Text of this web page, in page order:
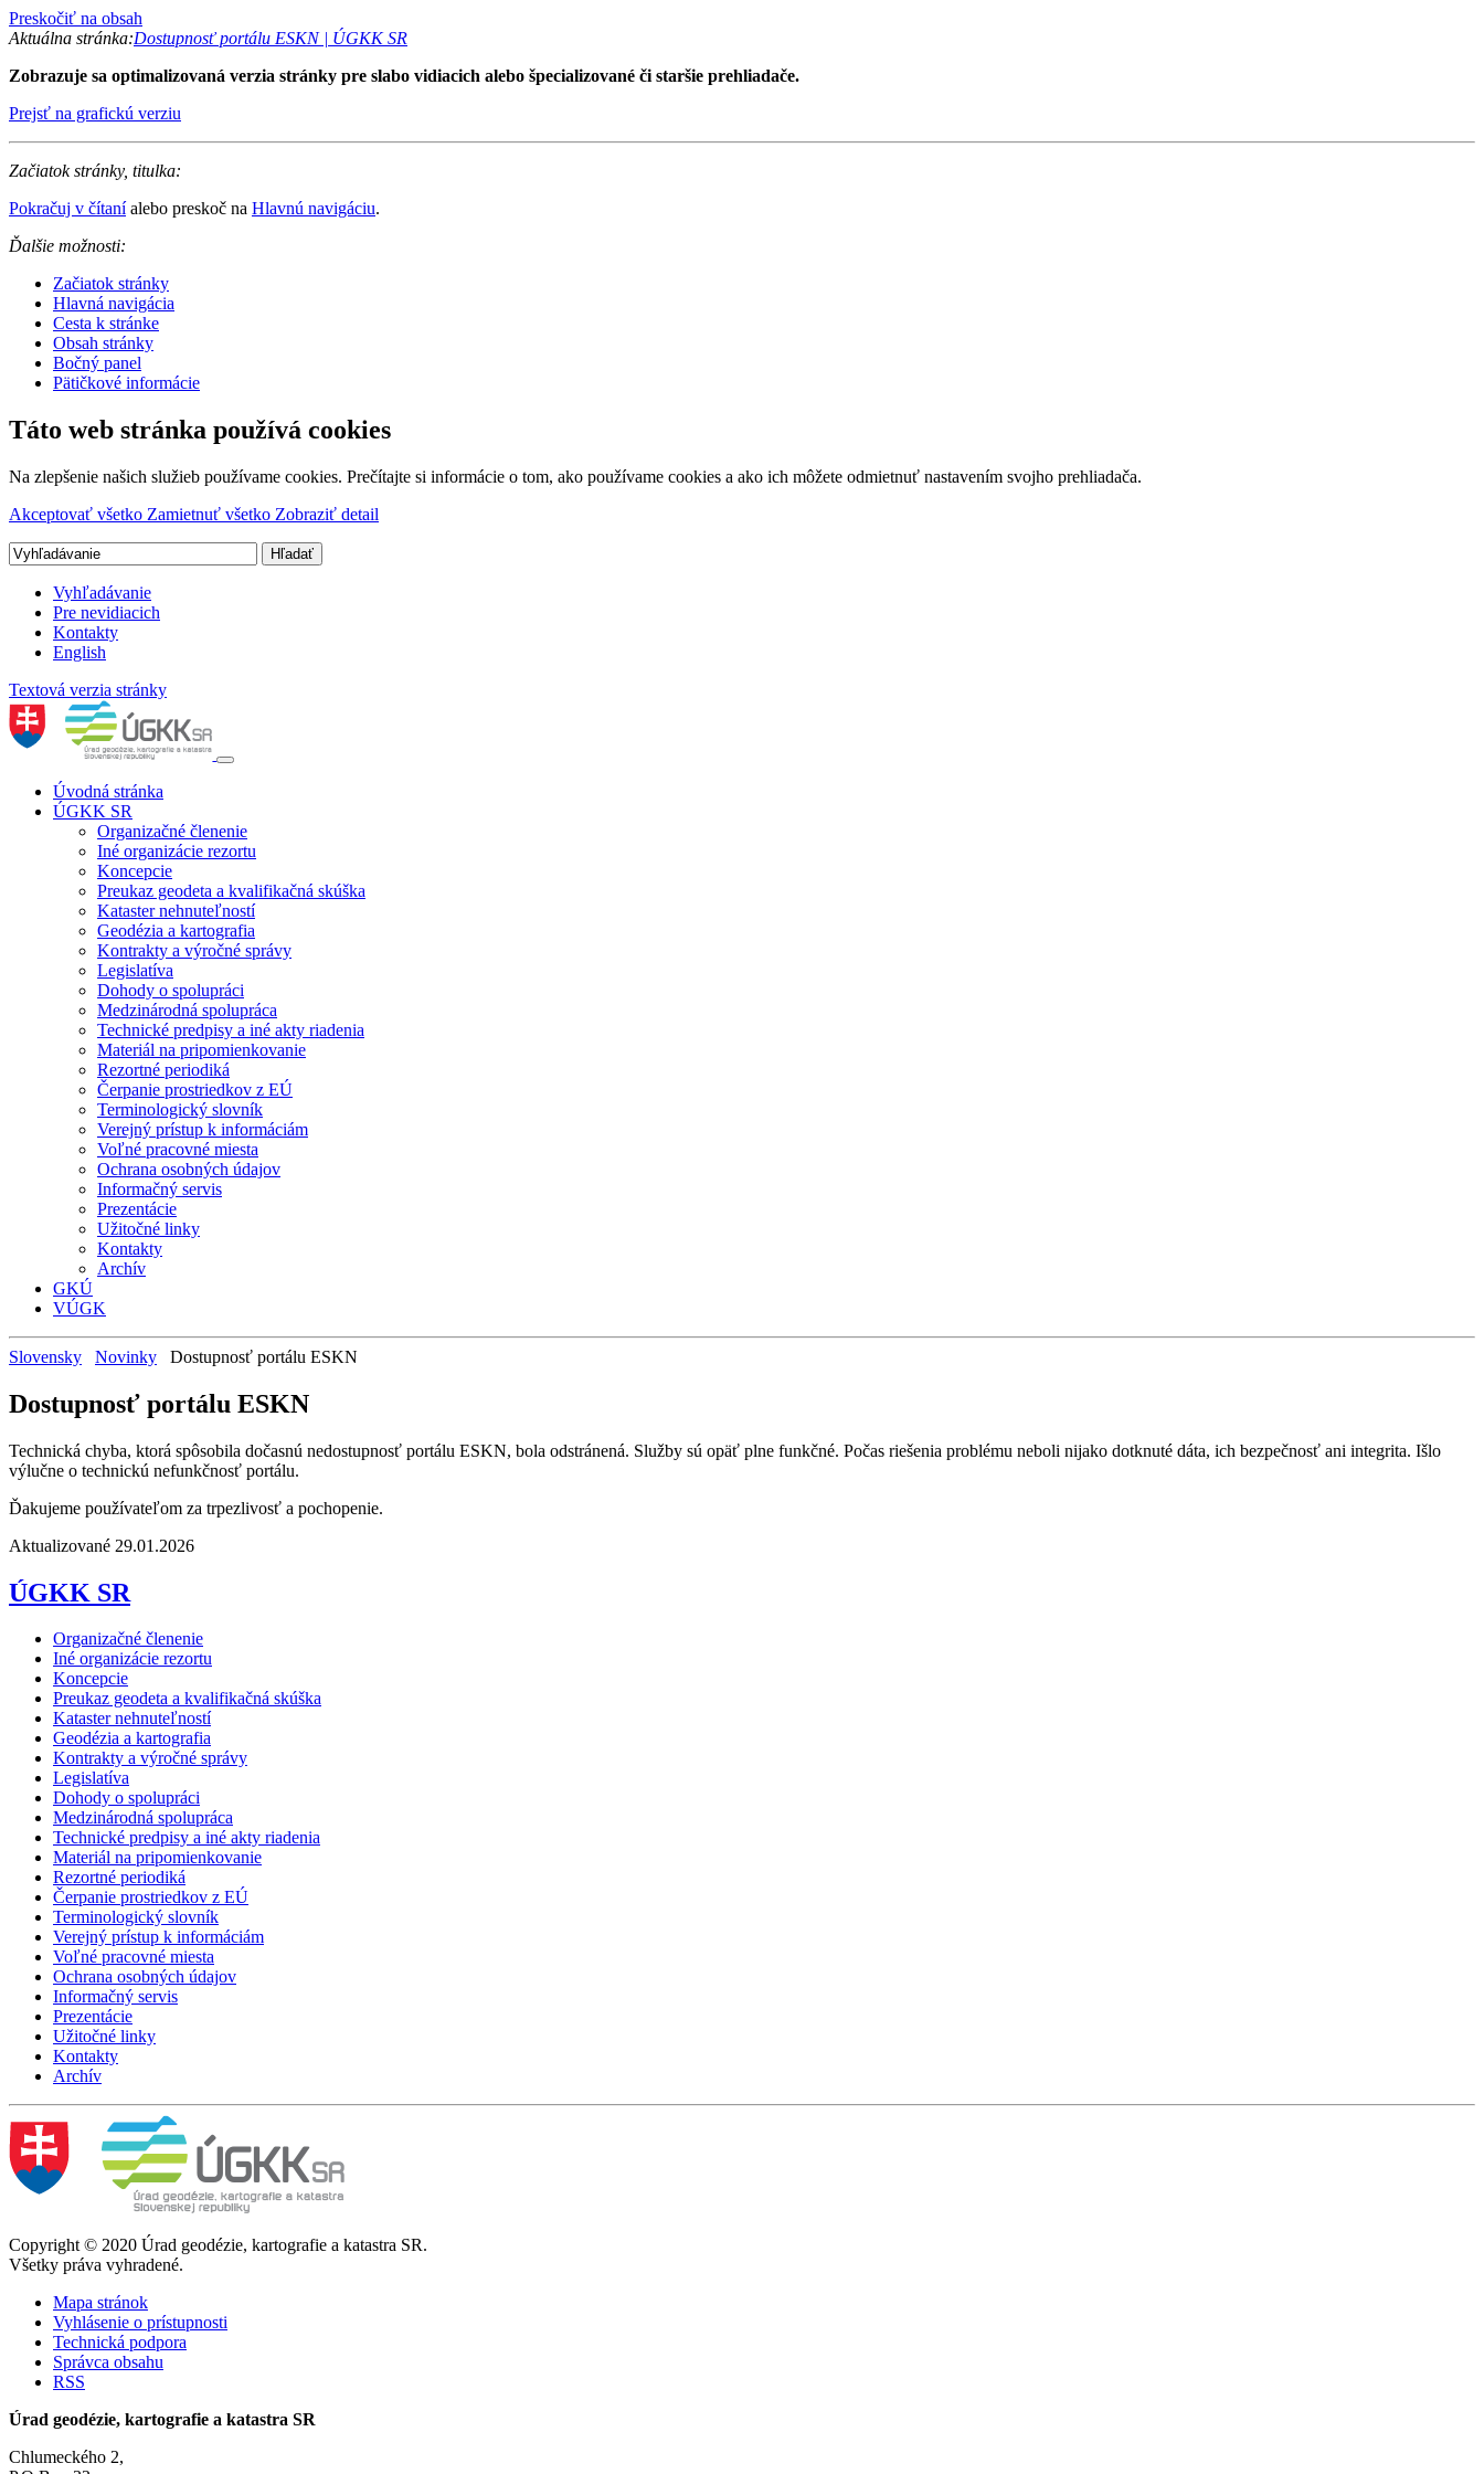
Preskočiť na obsah
Aktuálna stránka:Dostupnosť portálu ESKN | ÚGKK SR
Zobrazuje sa optimalizovaná verzia stránky pre slabo vidiacich alebo špecializované či staršie prehliadače.
Prejsť na grafickú verziu
Začiatok stránky, titulka:
Pokračuj v čítaníalebo preskoč na Hlavnú navigáciu.
Ďalšie možnosti:
Začiatok stránky
Hlavná navigácia
Cesta k stránke
Obsah stránky
Bočný panel
Pätičkové informácie
Táto web stránka používá cookies
Na zlepšenie našich služieb používame cookies. Prečítajte si informácie o tom, ako používame cookies a ako ich môžete odmietnuť nastavením svojho prehliadača.
Akceptovať všetko Zamietnuť všetko Zobraziť detail
Vyhľadávanie
Pre nevidiacich
Kontakty
English
Textová verzia stránky
Úvodná stránka
ÚGKK SR
Organizačné členenie
Iné organizácie rezortu
Koncepcie
Preukaz geodeta a kvalifikačná skúška
Kataster nehnuteľností
Geodézia a kartografia
Kontrakty a výročné správy
Legislatíva
Dohody o spolupráci
Medzinárodná spolupráca
Technické predpisy a iné akty riadenia
Materiál na pripomienkovanie
Rezortné periodiká
Čerpanie prostriedkov z EÚ
Terminologický slovník
Verejný prístup k informáciám
Voľné pracovné miesta
Ochrana osobných údajov
Informačný servis
Prezentácie
Užitočné linky
Kontakty
Archív
GKÚ
VÚGK
Slovensky Novinky Dostupnosť portálu ESKN
Dostupnosť portálu ESKN
Technická chyba, ktorá spôsobila dočasnú nedostupnosť portálu ESKN, bola odstránená. Služby sú opäť plne funkčné. Počas riešenia problému neboli nijako dotknuté dáta, ich bezpečnosť ani integrita. Išlo
výlučne o technickú nefunkčnosť portálu.
Ďakujeme používateľom za trpezlivosť a pochopenie.
Aktualizované 29.01.2026
ÚGKK SR
Organizačné členenie
Iné organizácie rezortu
Koncepcie
Preukaz geodeta a kvalifikačná skúška
Kataster nehnuteľností
Geodézia a kartografia
Kontrakty a výročné správy
Legislatíva
Dohody o spolupráci
Medzinárodná spolupráca
Technické predpisy a iné akty riadenia
Materiál na pripomienkovanie
Rezortné periodiká
Čerpanie prostriedkov z EÚ
Terminologický slovník
Verejný prístup k informáciám
Voľné pracovné miesta
Ochrana osobných údajov
Informačný servis
Prezentácie
Užitočné linky
Kontakty
Archív
Copyright © 2020 Úrad geodézie, kartografie a katastra SR.
Všetky práva vyhradené.
Mapa stránok
Vyhlásenie o prístupnosti
Technická podpora
Správca obsahu
RSS
Úrad geodézie, kartografie a katastra SR
Chlumeckého 2,